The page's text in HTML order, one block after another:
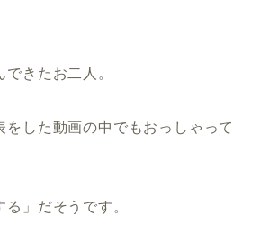
きたお二人。
をした動画の中でもおっしゃって
る」だそうです。